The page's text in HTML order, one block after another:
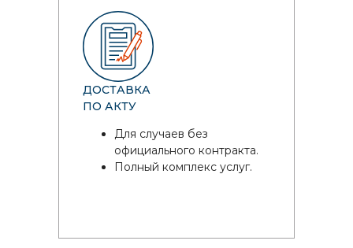
ДОСТАВКА
ПО АКТУ
Для случаев без
официального контракта.
Полный комплекс услуг.